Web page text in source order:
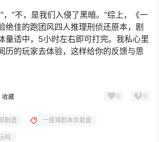
，“不，是我们入侵了黑暗。”综上，《一
绝佳的跑团风四人推理刑侦还原本，剧
量适中，5小时左右即可打完。我私心里
历的玩家去体验，这样给你的反馈与思
收藏 0 0
剧透 一座城剧本杀复盘
吗